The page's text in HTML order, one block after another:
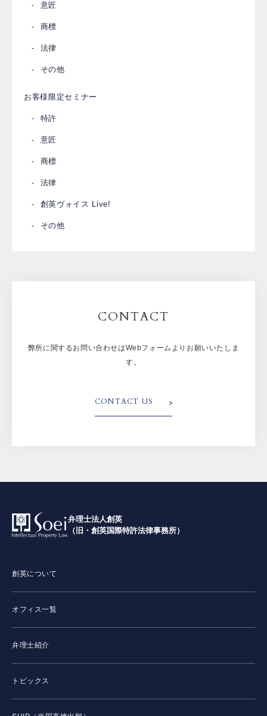
意匠
商標
法律
その他
お客様限定セミナー
特許
意匠
商標
法律
創英ヴォイス Live!
その他
CONTACT
弊所に関するお問い合わせはWebフォームよりお願いいたしま
す。
CONTACT US
弁理士法人創英
（旧・創英国際特許法律事務所）
創英について
オフィス一覧
弁理士紹介
トピックス